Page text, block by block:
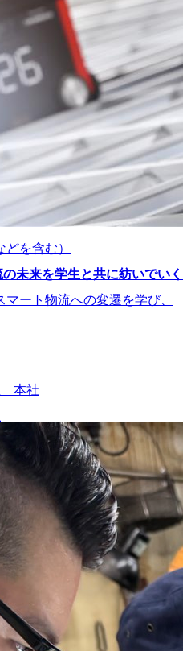
を含む）
未来を学生と共に紡いでいく
マート物流への変遷を学び、
本社